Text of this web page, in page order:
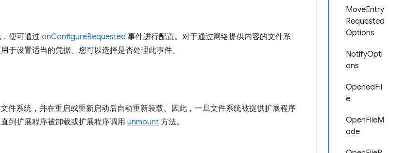
MoveEntry
Requested
Options
NotifyOpti
ons
OpenedFil
e
OpenFileM
ode
便可通过 onConfigureRequested 事件进行配置。对于通过网络提供内容的文件系
于设置适当的凭据。您可以选择是否处理此事件。
件系统，并在重启或重新启动后自动重新装载。因此，一旦文件系统被提供扩展程序
到扩展程序被卸载或扩展程序调用 unmount 方法。